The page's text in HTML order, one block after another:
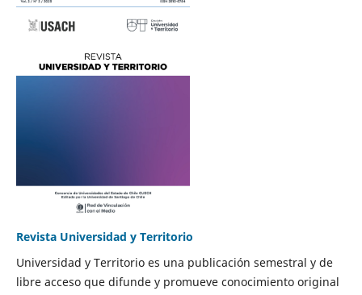
Revista Universidad y Territorio
Universidad y Territorio es una publicación semestral y de
libre acceso que difunde y promueve conocimiento original